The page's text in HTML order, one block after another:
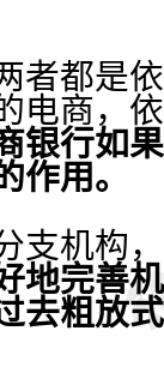
都是依
电商，
银行如
用。
机构，
地完善
去粗放